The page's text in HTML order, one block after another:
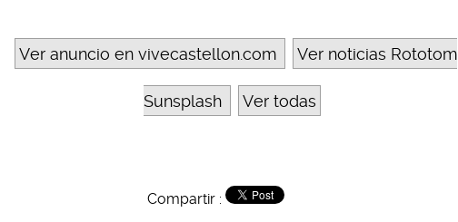
Ver anuncio en vivecastellon.com Ver noticias Rototom
Sunsplash Ver todas
Compartir :